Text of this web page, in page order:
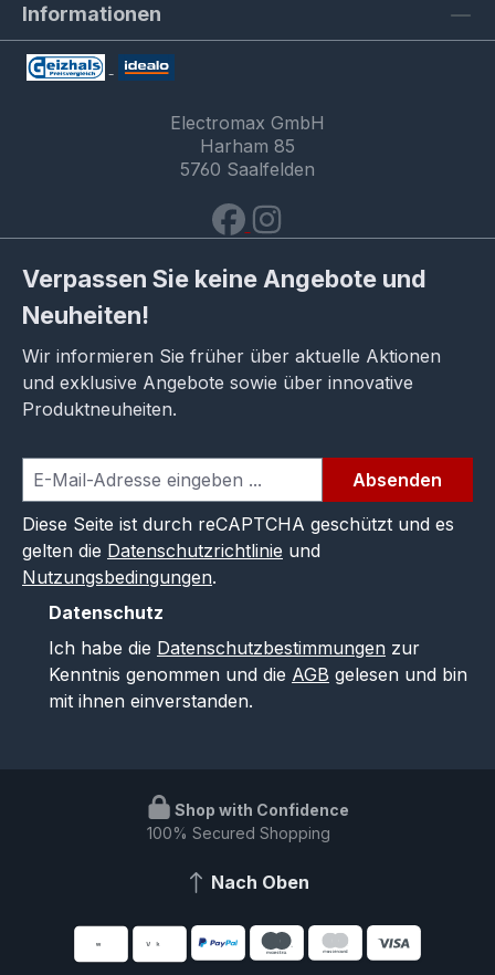
Informationen
Electromax GmbH
Harham 85
5760 Saalfelden
Verpassen Sie keine Angebote und
Neuheiten!
Wir informieren Sie früher über aktuelle Aktionen
und exklusive Angebote sowie über innovative
Produktneuheiten.
Absenden
Diese Seite ist durch reCAPTCHA geschützt und es
gelten die Datenschutzrichtlinie und
Nutzungsbedingungen.
Datenschutz
Ich habe die Datenschutzbestimmungen zur
Kenntnis genommen und die AGB gelesen und bin
mit ihnen einverstanden.
Shop with Confidence
100% Secured Shopping
Nach Oben